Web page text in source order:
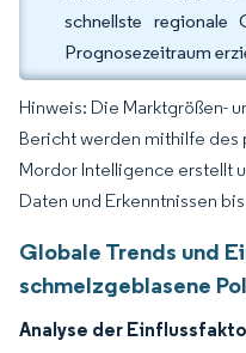
schnellste
Prognosezeitraum
Hinweis: Die Marktgrößen-
Bericht werden mithilfe des
Mordor Intelligence erstellt
Daten und Erkenntnissen
Globale Trends und
schmelzgeblasene
Analyse der